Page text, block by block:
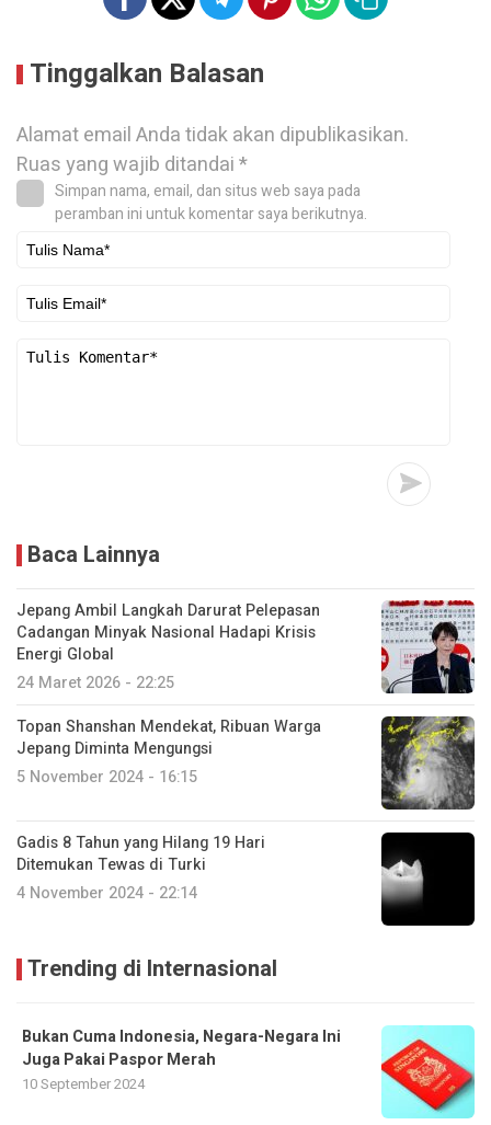
Tinggalkan Balasan
Alamat email Anda tidak akan dipublikasikan.
Ruas yang wajib ditandai*
Simpan nama, email, dan situs web saya pada
peramban ini untuk komentar saya berikutnya.
Baca Lainnya
Jepang Ambil Langkah Darurat Pelepasan
Cadangan Minyak Nasional Hadapi Krisis
Energi Global
24 Maret 2026 - 22:25
Topan Shanshan Mendekat, Ribuan Warga
Jepang Diminta Mengungsi
5 November 2024 - 16:15
Gadis 8 Tahun yang Hilang 19 Hari
Ditemukan Tewas di Turki
4 November 2024 - 22:14
Trending di Internasional
Bukan Cuma Indonesia, Negara-Negara Ini
Juga Pakai Paspor Merah
10 September 2024